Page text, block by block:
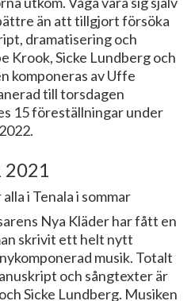
än att tillgjort försöka
dramatisering och
Krook, Sicke Lundberg och
komponeras av Uffe
till torsdagen
15 föreställningar under
2021
i Tenala i sommar
Nya Kläder har fått en
skrivit ett helt nytt
musik. Totalt
och sångtexter är
Sicke Lundberg. Musiken